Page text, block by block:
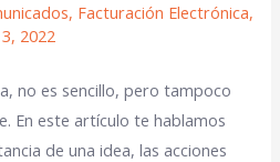
, Facturación Electrónica,
2022
no es sencillo, pero tampoco
En este artículo te hablamos
de una idea, las acciones